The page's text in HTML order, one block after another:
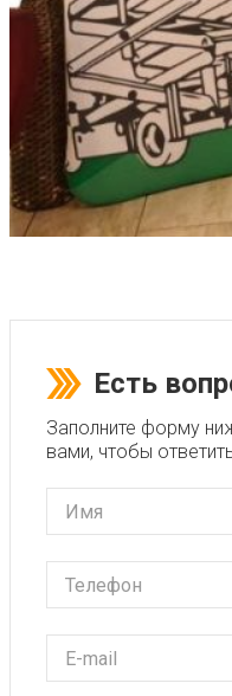
Есть
Заполните форму
вами, чтобы